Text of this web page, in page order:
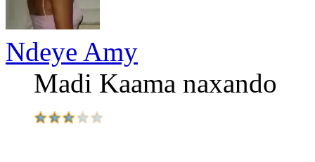
Ndeye Amy
Madi Kaama naxando